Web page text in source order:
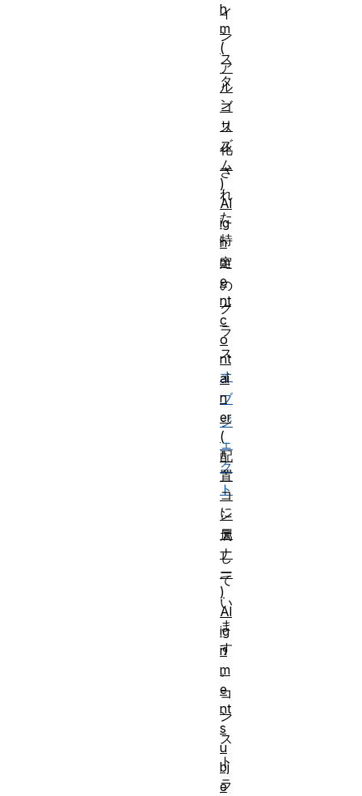
イ
ン
ス
タ
ン
ス
化
さ
れ
た
特
定
の
ク
ラ
ス
オ
ブ
ジ
ェ
ク
ト
に
属
し
て
い
ま
す
。
コ
ン
ス
ト
ラ
h
m
(
ア
ル
ゴ
リ
ズ
ム
)
Al
ig
n
m
e
nt
c
o
nt
ai
n
er
(
配
置
コ
ン
テ
ナ
ー
)
Al
ig
n
m
e
nt
s
u
bj
e